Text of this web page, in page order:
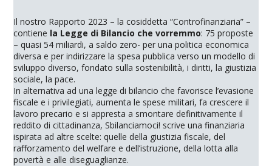
Il nostro Rapporto 2023 – la cosiddetta “Controfinanziaria” –
contiene la Legge di Bilancio che vorremmo: 75 proposte
– quasi 54 miliardi, a saldo zero- per una politica economica
diversa e per indirizzare la spesa pubblica verso un modello di
sviluppo diverso, fondato sulla sostenibilità, i diritti, la giustizia
sociale, la pace.
In alternativa ad una legge di bilancio che favorisce l’evasione
fiscale e i privilegiati, aumenta le spese militari, fa crescere il
lavoro precario e si appresta a smontare definitivamente il
reddito di cittadinanza, Sbilanciamoci! scrive una finanziaria
ispirata ad altre scelte: quelle della giustizia fiscale, del
rafforzamento del welfare e dell’istruzione, della lotta alla
povertà e alle diseguaglianze.